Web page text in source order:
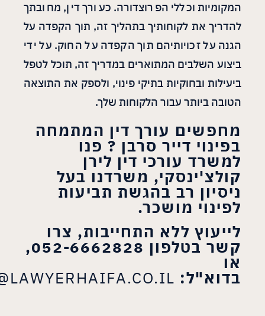
המקומיות וכללי הפרוצדורה. כעורך דין, מחובתך
להדריך את לקוחותיך בתהליך זה, תוך הקפדה על
הגנה על זכויותיהם תוך הקפדה על החוק. על ידי
ביצוע השלבים המתוארים במדריך זה, תוכל לטפל
ביעילות ובחוקיות בתיקי פינוי, ולספק את התוצאה
הטובה ביותר עבור הלקוחות שלך.
מחפשים עורך דין המתמחה
בפינוי דייר סרבן ? פנו
למשרד עורכי דין לירן
קולצ'ינסקי, משרדנו בעל
ניסיון רב בהגשת תביעות
לפינוי מושכר.
לייעוץ ללא התחייבות, צרו
קשר בטלפון 052-6662828,
או
בדוא"ל: